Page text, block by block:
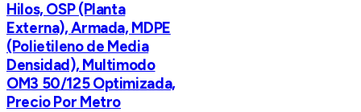
Hilos, OSP (Planta
Externa), Armada, MDPE
(Polietileno de Media
Densidad), Multimodo
OM3 50/125 Optimizada,
Precio Por Metro